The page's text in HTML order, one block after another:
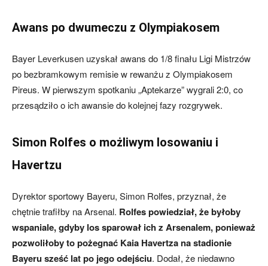
Awans po dwumeczu z Olympiakosem
Bayer Leverkusen uzyskał awans do 1/8 finału Ligi Mistrzów
po bezbramkowym remisie w rewanżu z Olympiakosem
Pireus. W pierwszym spotkaniu „Aptekarze” wygrali 2:0, co
przesądziło o ich awansie do kolejnej fazy rozgrywek.
Simon Rolfes o możliwym losowaniu i
Havertzu
Dyrektor sportowy Bayeru, Simon Rolfes, przyznał, że
chętnie trafiłby na Arsenal. Rolfes powiedział, że byłoby
wspaniale, gdyby los sparował ich z Arsenalem, ponieważ
pozwoliłoby to pożegnać Kaia Havertza na stadionie
Bayeru sześć lat po jego odejściu. Dodał, że niedawno